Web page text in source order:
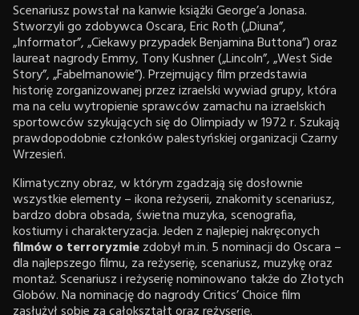
Scenariusz powstał na kanwie książki George’a Jonasa.
Stworzyli go zdobywca Oscara, Eric Roth („Diuna”,
„Informator”, „Ciekawy przypadek Benjamina Buttona”) oraz
laureat nagrody Emmy, Tony Kushner („Lincoln”, „West Side
Story”, „Fabelmanowie”). Przejmujący film przedstawia
historię zorganizowanej przez izraelski wywiad grupy, która
ma na celu wytropienie sprawców zamachu na izraelskich
sportowców szykujących się do Olimpiady w 1972 r. Szukają
prawdopodobnie członków palestyńskiej organizacji Czarny
Wrzesień.
Klimatyczny obraz, w którym zgadzają się dosłownie
wszystkie elementy – ikona reżyserii, znakomity scenariusz,
bardzo dobra obsada, świetna muzyka, scenografia,
kostiumy i charakteryzacja. Jeden z najlepiej nakręconych
filmów o terroryzmiezdobył m.in. 5 nominacji do Oscara –
dla najlepszego filmu, za reżyserię, scenariusz, muzykę oraz
montaż. Scenariusz i reżyserię nominowano także do Złotych
Globów. Na nominację do nagrody Critics’ Choice film